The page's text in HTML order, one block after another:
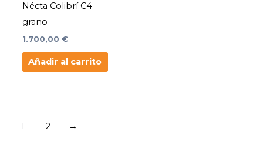
Nécta Colibrí C4
grano
1.700,00 €
Añadir al carrito
1 2 →